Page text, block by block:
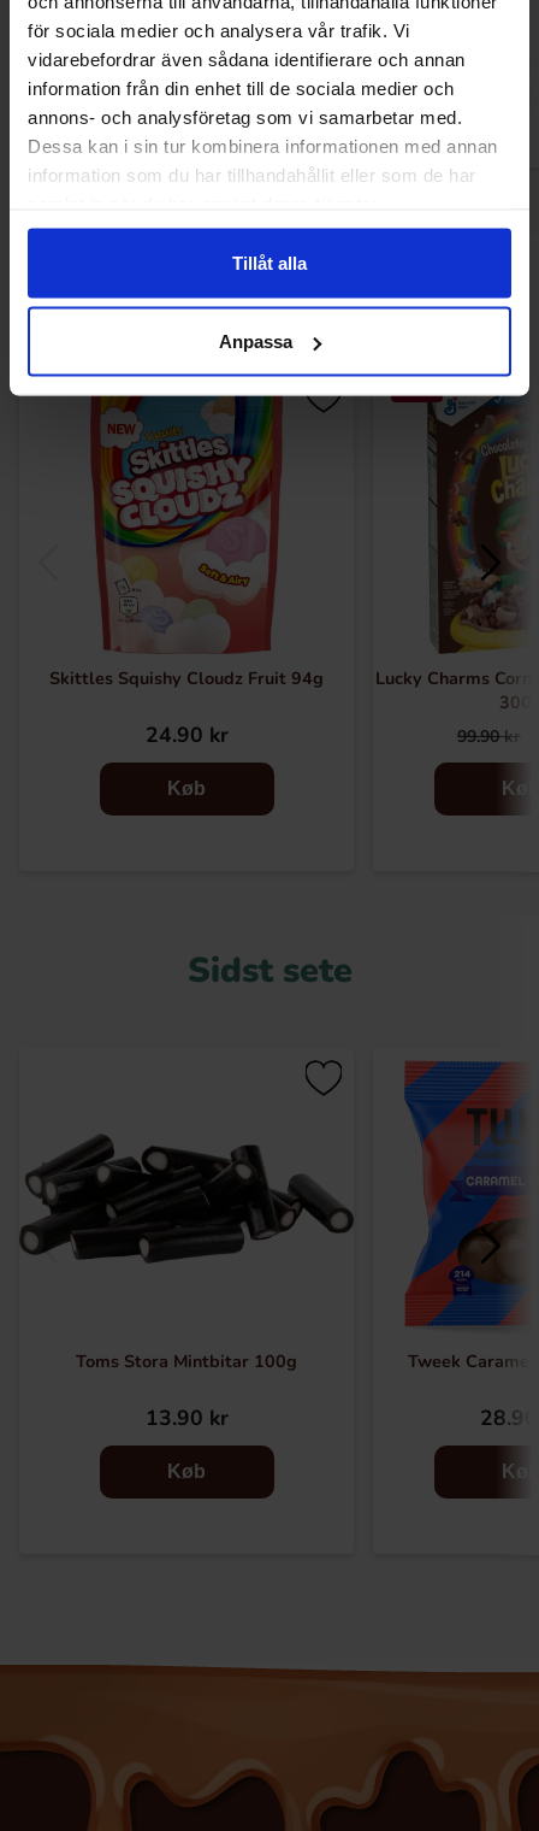
för sociala medier och analysera vår trafik. Vi
vidarebefordrar även sådana identifierare och annan
information från din enhet till de sociala medier och
annons- och analysföretag som vi samarbetar med.
Dessa kan i sin tur kombinera informationen med annan
information som du har tillhandahållit eller som de har
Tillåt alla
Anpassa
13.90 kr
Køb
Andre kunne lide
Skittles Squishy Cloudz Fruit 94g
24.90 kr
Køb
Lucky Charms
99.90 kr
Køb
Sidst sete
Toms Stora Mintbitar 100g
13.90 kr
Køb
Tweek
Køb